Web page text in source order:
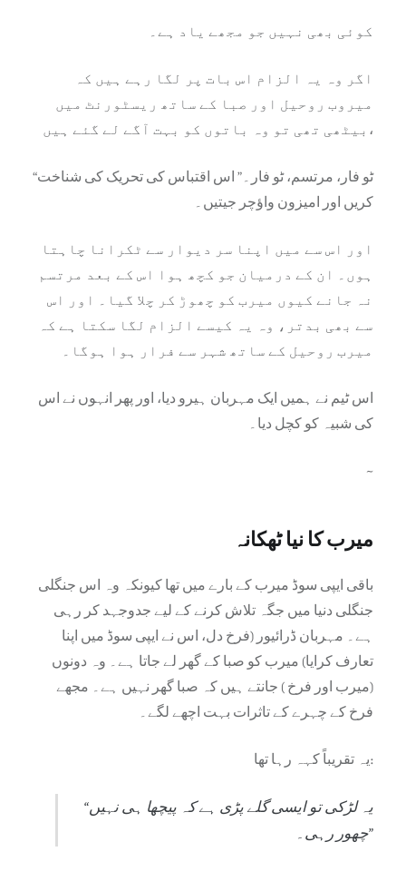
کوئی بھی نہیں جو مجھے یاد ہے۔
اگر وہ یہ الزام اس بات پر لگا رہے ہیں کہ
میروب روحیل اور صبا کے ساتھ ریسٹورنٹ میں
بیٹھی تھی تو وہ باتوں کو بہت آگے لے گئے ہیں،
“ٹو فار، مرتسم، ٹو فار۔” اس اقتباس کی تحریک کی شناخت
کریں اور امیزون واؤچر جیتیں۔
اور اس سے میں اپنا سر دیوار سے ٹکرانا چاہتا
ہوں۔ ان کے درمیان جو کچھ ہوا اس کے بعد مرتسم
نہ جانے کیوں میرب کو چھوڑ کر چلا گیا۔ اور اس
سے بھی بدتر، وہ یہ کیسے الزام لگا سکتا ہے کہ
میرب روحیل کے ساتھ شہر سے فرار ہوا ہوگا۔
اس ٹیم نے ہمیں ایک مہربان ہیرو دیا، اور پھر انہوں نے اس
کی شبیہ کو کچل دیا۔
~
میرب کا نیا ٹھکانہ
باقی ایپی سوڈ میرب کے بارے میں تھا کیونکہ وہ اس جنگلی
جنگلی دنیا میں جگہ تلاش کرنے کے لیے جدوجہد کر رہی
ہے۔ مہربان ڈرائیور (فرخ دل، اس نے ایپی سوڈ میں اپنا
تعارف کرایا) میرب کو صبا کے گھر لے جاتا ہے۔ وہ دونوں
(میرب اور فرخ ) جانتے ہیں کہ صبا گھر نہیں ہے۔ مجھے
فرخ کے چہرے کے تاثرات بہت اچھے لگے۔
یہ تقریباً کہہ رہا تھا:
“یہ لڑکی تو ایسی گلے پڑی ہے کہ پیچھا ہی نہیں
چھور رہی۔”